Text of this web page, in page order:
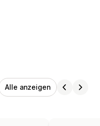
Alle anzeigen